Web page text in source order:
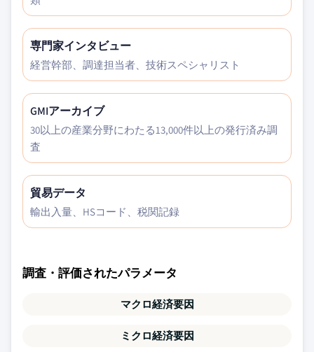
専門家インタビュー
経営幹部、調達担当者、技術スペシャリスト
GMIアーカイブ
30以上の産業分野にわたる13,000件以上の発行済み調
査
貿易データ
輸出入量、HSコード、税関記録
調査・評価されたパラメータ
マクロ経済要因
ミクロ経済要因